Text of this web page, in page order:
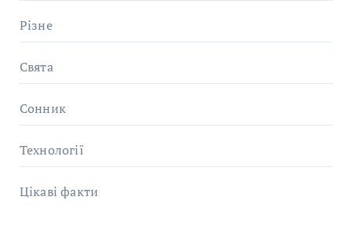
Різне
Свята
Сонник
Технології
Цікаві факти